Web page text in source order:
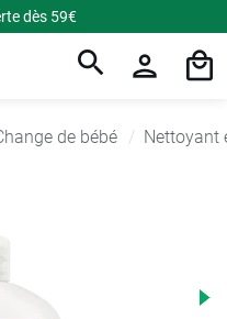
dès 59€
de bébé Nettoyant